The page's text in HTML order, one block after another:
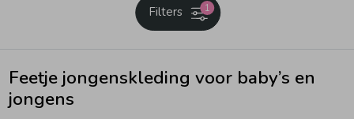
1
Filters
Feetje jongenskleding voor baby’s en
jongens